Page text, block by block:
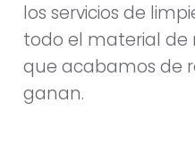
los servicios de
todo el material de
que acabamos de
ganan.